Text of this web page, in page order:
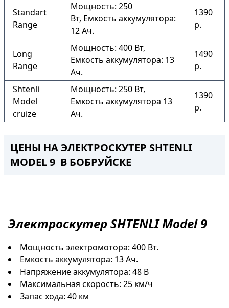
Standart
Range
Мощность: 250
Вт, Емкость аккумулятора:
12 Ач.
1390
р.
Long
Range
Мощность: 400 Вт,
Емкость аккумулятора: 13
Ач.
1490
р.
Shtenli
Model
cruize
Мощность: 250 Вт,
Емкость аккумулятора 13
Ач.
1390
р.
ЦЕНЫ НА ЭЛЕКТРОСКУТЕР SHTENLI
MODEL 9 В БОБРУЙСКЕ
ЭлектроскутерSHTENLI Model 9
Мощность электромотора: 400 Вт.
Емкость аккумулятора: 13 Ач.
Напряжение аккумулятора: 48 В
Максимальная скорость: 25 км/ч
Запас хода: 40 км